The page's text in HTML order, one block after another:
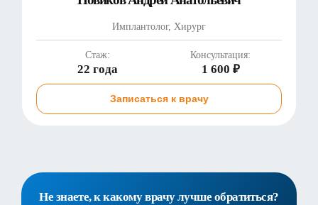
Имплантолог, Хирург
Стаж:
22 года
Консультация:
1 600 ₽
Записаться к врачу
Не знаете, к какому врачу лучше обратиться?